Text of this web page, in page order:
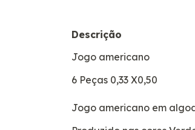
Descrição
Jogo americano
6 Peças 0,33 X0,50
Jogo americano em